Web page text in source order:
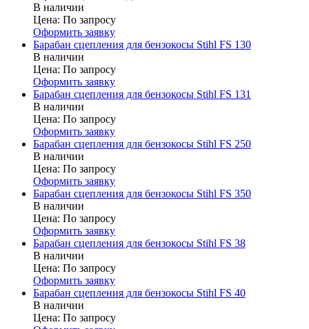
В наличии
Цена: По запросу
Оформить заявку
Барабан сцепления для бензокосы Stihl FS 130
В наличии
Цена: По запросу
Оформить заявку
Барабан сцепления для бензокосы Stihl FS 131
В наличии
Цена: По запросу
Оформить заявку
Барабан сцепления для бензокосы Stihl FS 250
В наличии
Цена: По запросу
Оформить заявку
Барабан сцепления для бензокосы Stihl FS 350
В наличии
Цена: По запросу
Оформить заявку
Барабан сцепления для бензокосы Stihl FS 38
В наличии
Цена: По запросу
Оформить заявку
Барабан сцепления для бензокосы Stihl FS 40
В наличии
Цена: По запросу